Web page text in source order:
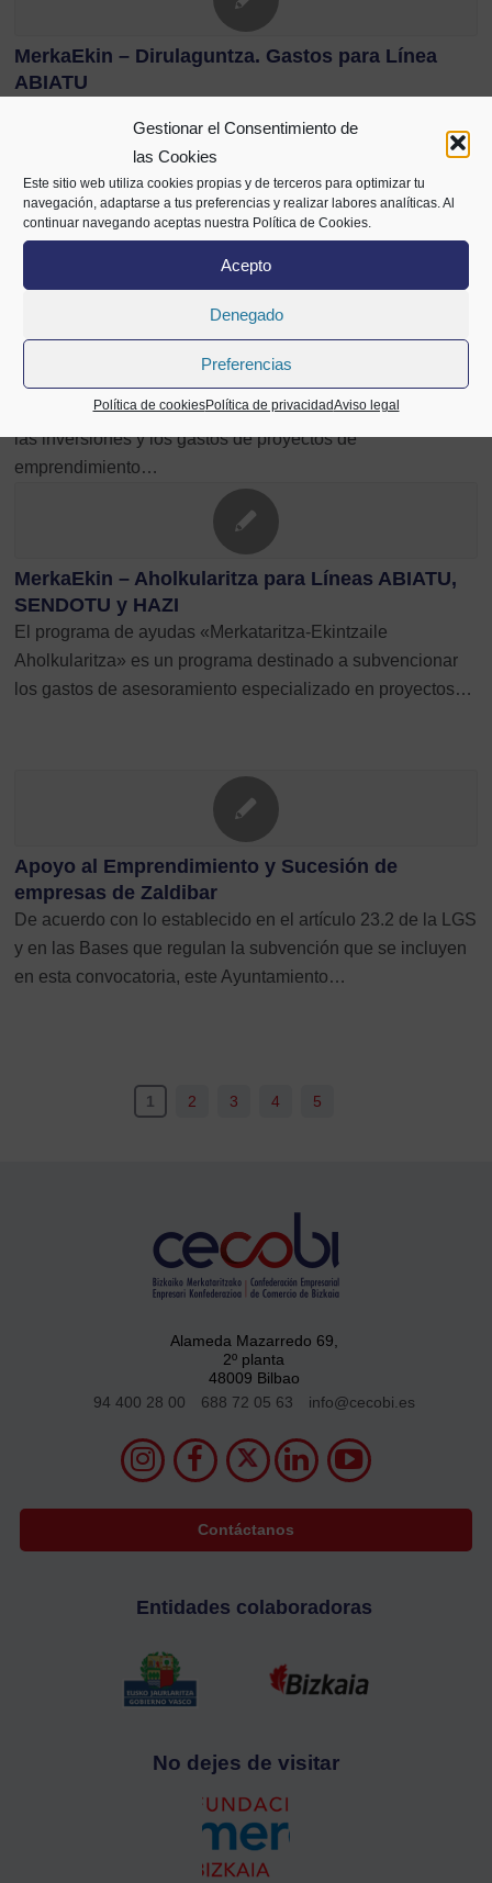
Gestionar el Consentimiento de
las Cookies
Este sitio web utiliza cookies propias y de terceros para optimizar tu
navegación, adaptarse a tus preferencias y realizar labores analíticas. Al
continuar navegando aceptas nuestra Política de Cookies.
Acepto
Denegado
Preferencias
Política de cookiesPolítica de privacidadAviso legal
MerkaEkin – Dirulaguntza. Gastos para Línea
ABIATU
Dirulaguntzak» es un programa destinado a subvencionar
las inversiones y los gastos de proyectos de
emprendimiento…
MerkaEkin – Dirulaguntza. Inversiones para
Líneas ABIATU, SENDOTU y HAZI
El programa de ayudas «Merkataritza-Ekintzaile
Dirulaguntzak» es un programa destinado a subvencionar
las inversiones y los gastos de proyectos de
emprendimiento…
MerkaEkin – Aholkularitza para Líneas ABIATU,
SENDOTU y HAZI
El programa de ayudas «Merkataritza-Ekintzaile
Aholkularitza» es un programa destinado a subvencionar
los gastos de asesoramiento especializado en proyectos…
Apoyo al Emprendimiento y Sucesión de
empresas de Zaldibar
De acuerdo con lo establecido en el artículo 23.2 de la LGS
y en las Bases que regulan la subvención que se incluyen
en esta convocatoria, este Ayuntamiento…
1 2 3 4 5
Alameda Mazarredo 69,
2º planta
48009 Bilbao
94 400 28 00
688 72 05 63 info@cecobi.es
Contáctanos
Entidades colaboradoras
No dejes de visitar